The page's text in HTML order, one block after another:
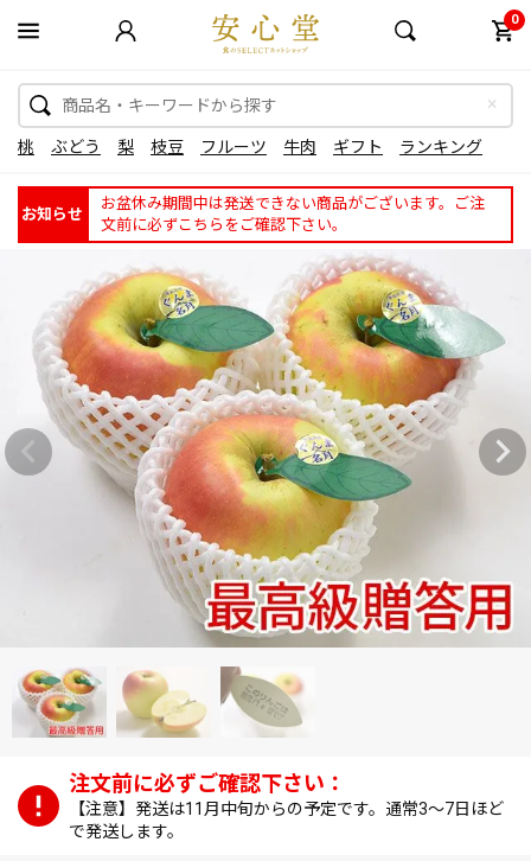
0
桃 ぶどう 梨 枝豆 フルーツ 牛肉 ギフト ランキング
お知らせ
お盆休み期間中は発送できない商品がございます。ご注
文前に必ずこちらをご確認下さい。
【注意】発送は11月中旬からの予定です。通常3～7日ほど
で発送します。